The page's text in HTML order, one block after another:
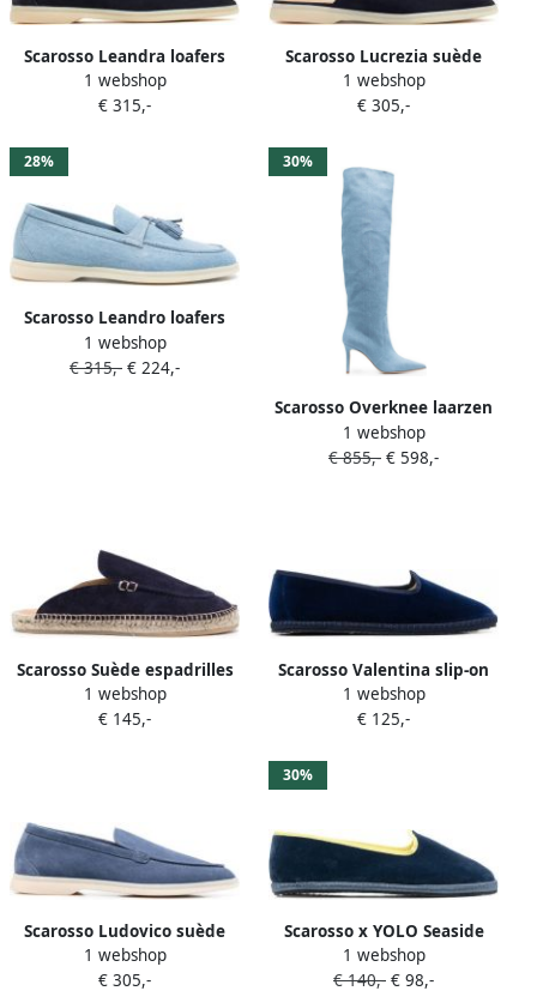
Scarosso Leandra loafers
met kwastjes Blauw
1 webshop
€ 315,-
Scarosso Lucrezia suède
muiltjes Blauw
1 webshop
€ 305,-
28%
Scarosso Leandro loafers
met kwastjes Blauw
1 webshop
€ 315,- € 224,-
30%
Scarosso Overknee laarzen
Blauw
1 webshop
€ 855,- € 598,-
Scarosso Suède espadrilles
Blauw
1 webshop
€ 145,-
Scarosso Valentina slip-on
slippers Blauw
1 webshop
€ 125,-
Scarosso Ludovico suède
loafers Blauw
1 webshop
€ 305,-
30%
Scarosso x YOLO Seaside
fluwelen slippers Blauw
1 webshop
€ 140,- € 98,-